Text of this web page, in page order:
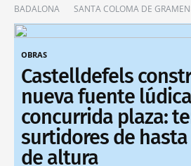
BADALONA SANTA COLOMA DE
OBRAS
Castelldefels
nueva fuente
concurrida plaza:
surtidores de
de altura